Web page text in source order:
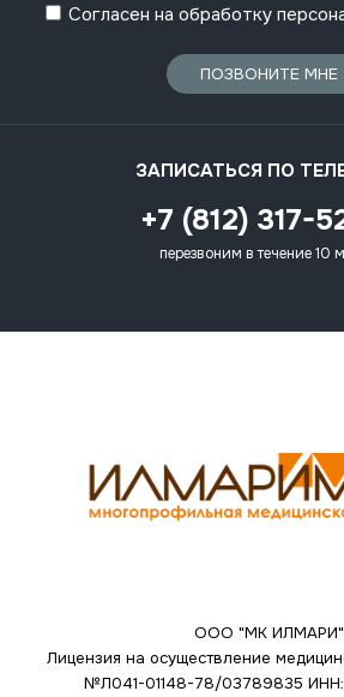
Согласен на обработку
ПОЗВОНИТЕ МНЕ
ЗАПИСАТЬСЯ ПО
+7 (812) 317-
перезвоним в течение 10
ООО "МК ИЛМАРИ"
Лицензия на осуществление
№Л041-01148-78/03789835